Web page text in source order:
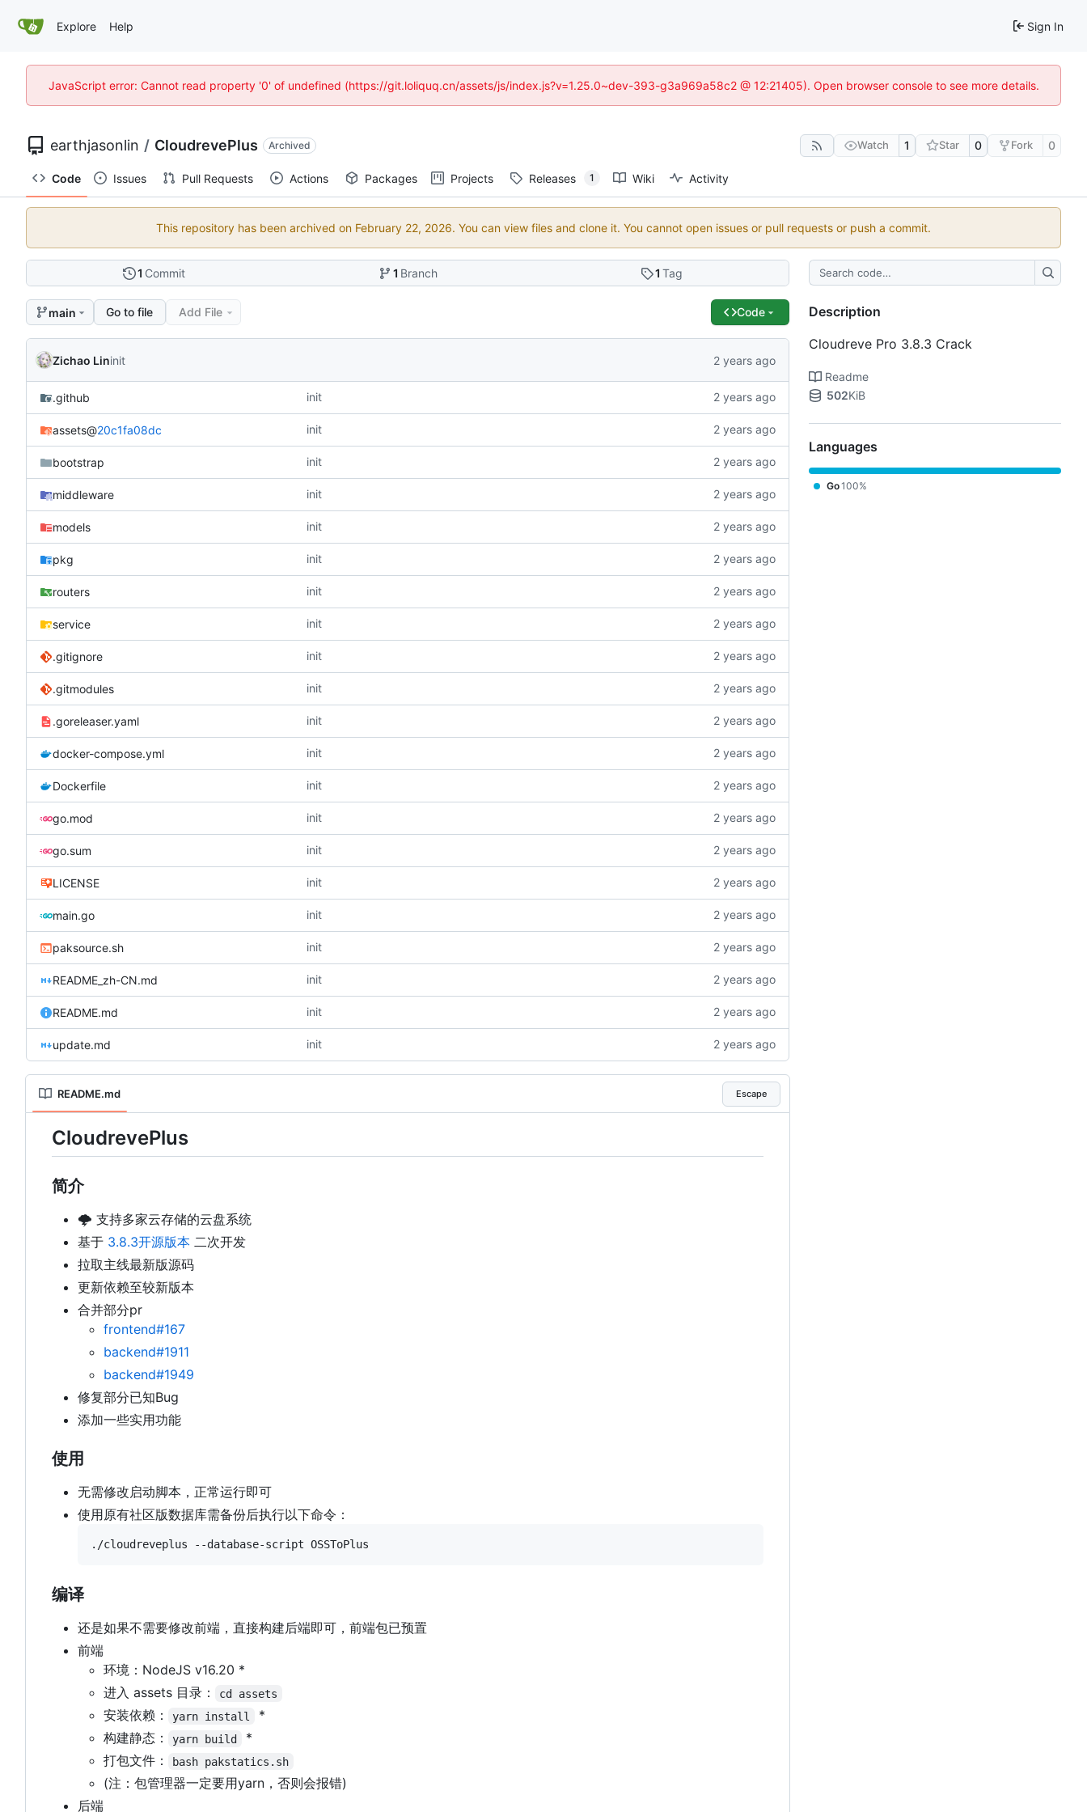
Explore Help Sign In
JavaScript error: Cannot read property '0' of undefined (https://git.loliquq.cn/assets/js/index.js?v=1.25.0~dev-393-g3a969a58c2 @ 12:21405). Open browser console to see more details.
earthjasonlin / CloudrevePlus Archived Watch 1 Star 0 Fork 0
Code Issues Pull Requests Actions Packages Projects Releases 1 Wiki Activity
This repository has been archived on . You can view files and clone it. You cannot open issues or pull requests or push a commit.
1 Commit 1 Branch 1 Tag
main Go to file Add File Code
Zichao Lininit
.github init
assets@20c1fa08dc init
bootstrap init
middleware init
models init
pkg init
routers init
service init
.gitignore init
.gitmodules init
.goreleaser.yaml init
docker-compose.yml init
Dockerfile init
go.mod init
go.sum init
LICENSE init
main.go init
paksource.sh init
README_zh-CN.md init
README.md init
update.md init
README.md Escape
CloudrevePlus
简介
🌩 支持多家云存储的云盘系统
基于 3.8.3开源版本 二次开发
拉取主线最新版源码
更新依赖至较新版本
合并部分pr
frontend#167
backend#1911
backend#1949
修复部分已知Bug
添加一些实用功能
使用
无需修改启动脚本，正常运行即可
使用原有社区版数据库需备份后执行以下命令：
编译
还是如果不需要修改前端，直接构建后端即可，前端包已预置
前端
环境 ： NodeJS v16.20 *
进入 assets 目录：
cd assets
安装依赖： yarn install
*
构建静态：
yarn build
*
打包文件：
bash pakstatics.sh
(注 ： 包管理器一定要用yarn ， 否则会报错)
后端
Description
Cloudreve Pro 3.8.3 Crack
Readme
502KiB
Languages
Go100%